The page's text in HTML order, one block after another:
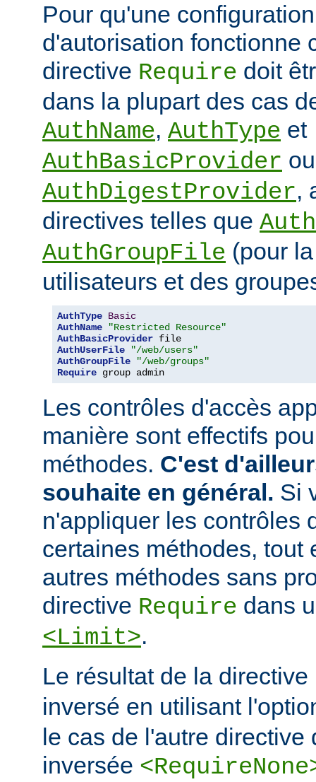
Pour qu'une
d'autorisation fonctionne
directive Require doit
dans la plupart des cas
AuthName, AuthType et
AuthBasicProvider ou
AuthDigestProvider,
directives telles que
AuthGroupFile (pour
utilisateurs et des
AuthType Basic
AuthName
"Restricted Resource"
AuthBasicProvider
AuthUserFile
"/web/users"
AuthGroupFile
"/web/groups"
Require group admin
Les contrôles d'accès
manière sont effectifs
méthodes. C'est
souhaite en général. Si
n'appliquer les contrôles
certaines méthodes, tout
autres méthodes sans
directive Require dans
<Limit>.
Le résultat de la directive
inversé en utilisant
le cas de l'autre directive
inversée